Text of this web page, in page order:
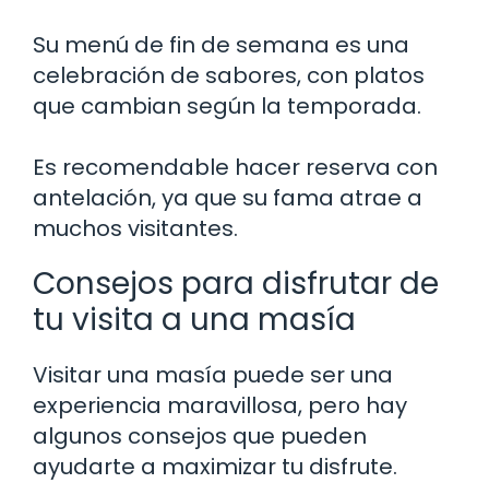
Su menú de fin de semana es una
celebración de sabores, con platos
que cambian según la temporada.
Es recomendable hacer reserva con
antelación, ya que su fama atrae a
muchos visitantes.
Consejos para disfrutar de
tu visita a una masía
Visitar una masía puede ser una
experiencia maravillosa, pero hay
algunos consejos que pueden
ayudarte a maximizar tu disfrute.